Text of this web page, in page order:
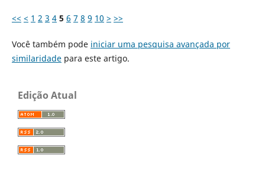
<< < 1 2 3 4 5 6 7 8 9 10 > >>
Você também pode iniciar uma pesquisa avançada por
similaridadepara este artigo.
Edição Atual